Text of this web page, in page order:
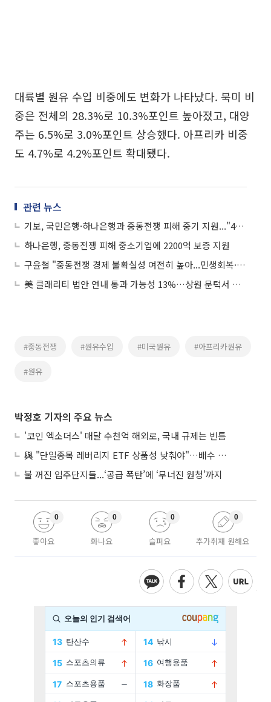
대륙별 원유 수입 비중에도 변화가 나타났다. 북미 비
중은 전체의 28.3%로 10.3%포인트 높아졌고, 대양
주는 6.5%로 3.0%포인트 상승했다. 아프리카 비중
도 4.7%로 4.2%포인트 확대됐다.
관련 뉴스
기보, 국민은행·하나은행과 중동전쟁 피해 중기 지원..."4534억원 규모 협약보증"
하나은행, 중동전쟁 피해 중소기업에 2200억 보증 지원
구윤철 "중동전쟁 경제 불확실성 여전히 높아...민생회복·경제 재도약 박차"
美 클래리티 법안 연내 통과 가능성 13%…상원 문턱서 제동
#중동전쟁 #원유수입 #미국원유 #아프리카원유
#원유
박정호 기자의 주요 뉴스
'코인 엑소더스' 매달 수천억 해외로, 국내 규제는 빈틈
與 "단일종목 레버리지 ETF 상품성 낮춰야"…배수 조정안도 거론
불 꺼진 입주단지들...‘공급 폭탄’에 ‘무너진 원청’까지
좋아요
0
화나요
0
슬퍼요
0
추가취재 원해요
0